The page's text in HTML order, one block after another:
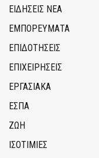
ΕΙΔΗΣΕΙΣ ΝΕΑ
ΕΜΠΟΡΕΥΜΑΤΑ
ΕΠΙΔΟΤΗΣΕΙΣ
ΕΠΙΧΕΙΡΗΣΕΙΣ
ΕΡΓΑΣΙΑΚΑ
ΕΣΠΑ
ΖΩΗ
ΙΣΟΤΙΜΙΕΣ